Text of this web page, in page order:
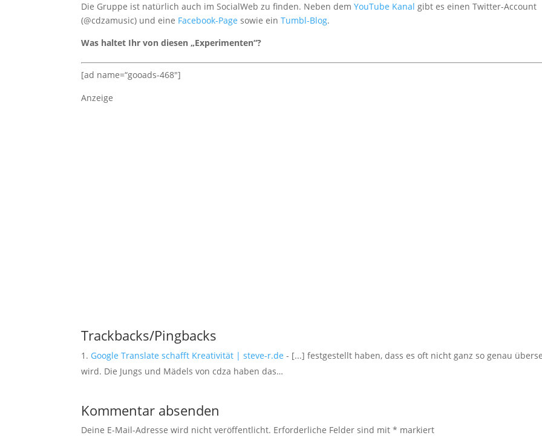
Die Gruppe ist natürlich auch im SocialWeb zu finden. Neben demYouTube Kanal gibt es einen Twitter-Account
(@cdzamusic) und eine Facebook-Page sowie einTumbl-Blog.
Was haltet Ihr von diesen „Experimenten“?
[ad name=“gooads-468″]
Anzeige
Trackbacks/Pingbacks
Google Translate schafft Kreativität | steve-r.de - [...] festgestellt haben, dass es oft nicht ganz so genau
wird. Die Jungs und Mädels von cdza haben das…
Kommentar absenden
Deine E-Mail-Adresse wird nicht veröffentlicht. Erforderliche Felder sind mit* markiert